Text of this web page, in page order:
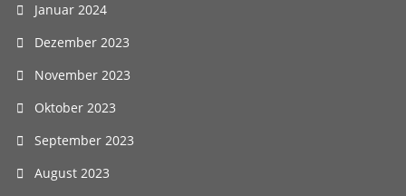
Januar 2024
Dezember 2023
November 2023
Oktober 2023
September 2023
August 2023